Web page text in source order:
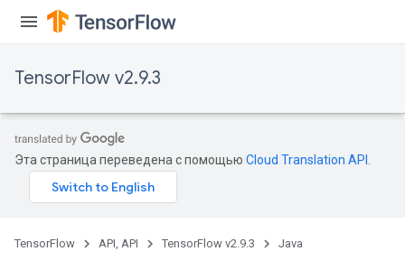
TensorFlow v2.9.3
Эта страница переведена с помощью Cloud Translation API
TensorFlow API, API TensorFlow v2.9.3 Java